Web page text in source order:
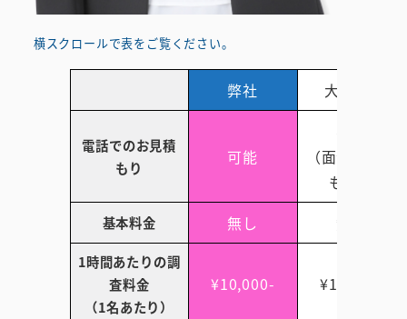
横スクロールで表をご覧ください。
弊社 大手A社
電話でのお見積
もり
可能
（面会後見積
もり）
基本料金 無し
1時間あたりの調
査料金
（1名あたり）
¥10,000- ¥12,500-